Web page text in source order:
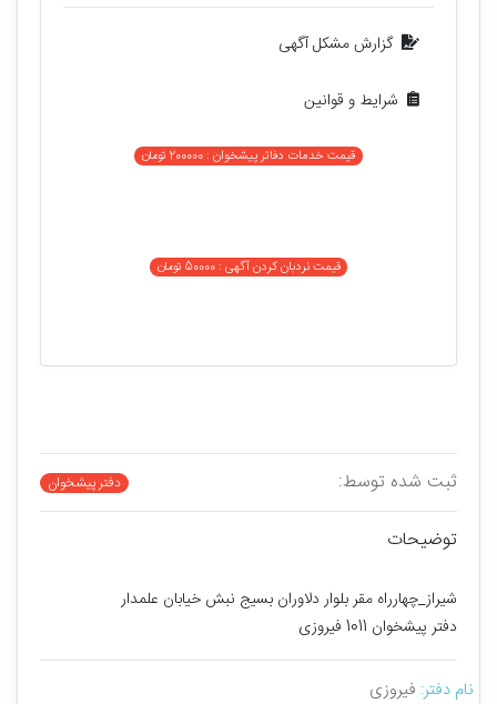
گزارش مشکل آگهی
شرایط و قوانین
قیمت خدمات دفاتر پیشخوان : 200000 تومان
قیمت نردبان کردن آگهی : 50000 تومان
ثبت شده توسط: دفتر پیشخوان
توضیحات
دفتر پیشخوان 1011 فیروزی
نام دفتر: فیروزی